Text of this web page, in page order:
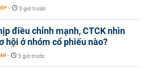
- 3 giờ trước
điều chỉnh mạnh, CTCK nhìn
hội ở nhóm cổ phiếu nào?
- 3 giờ trước